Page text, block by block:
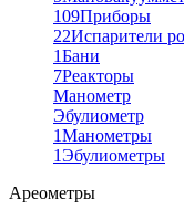
109Приборы
22Испарители
1Бани
7Реакторы
Манометр
Эбулиометр
1Манометры
1Эбулиометры
Ареометры